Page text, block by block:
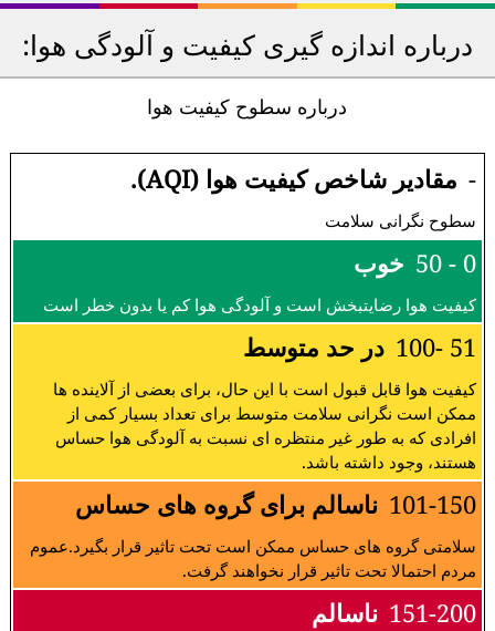
درباره اندازه گیری کیفیت و آلودگی هوا:
درباره سطوح کیفیت هوا
- مقادیر شاخص کیفیت هوا (AQI).
سطوح نگرانی سلامت
0 - 50 خوب
کیفیت هوا رضایتبخش است و آلودگی هوا کم یا بدون خطر است
51 -100 در حد متوسط
کیفیت هوا قابل قبول است با این حال، برای بعضی از آلاینده ها
ممکن است نگرانی سلامت متوسط برای تعداد بسیار کمی از
افرادی که به طور غیر منتظره ای نسبت به آلودگی هوا حساس
هستند، وجود داشته باشد.
101-150 ناسالم برای گروه های حساس
سلامتی گروه های حساس ممکن است تحت تاثیر قرار بگیرد.عموم
مردم احتمالا تحت تاثیر قرار نخواهند گرفت.
151-200 ناسالم